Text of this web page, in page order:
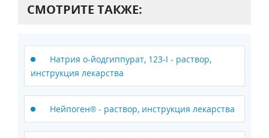
СМОТРИТЕ ТАКЖЕ:
Натрия о-йодгиппурат, 123-I - раствор,
инструкция лекарства
Нейпоген® - раствор, инструкция лекарства